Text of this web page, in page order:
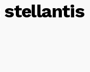
stellantis